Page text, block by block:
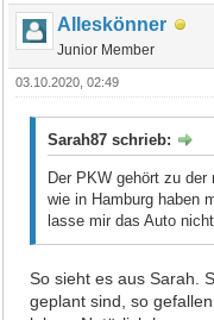
Alleskönner
Junior Member
03.10.2020, 02:49
Sarah87 schrieb:
Der PKW gehört zu
wie in Hamburg haben
lasse mir das Auto
So sieht es aus Sarah.
geplant sind, so